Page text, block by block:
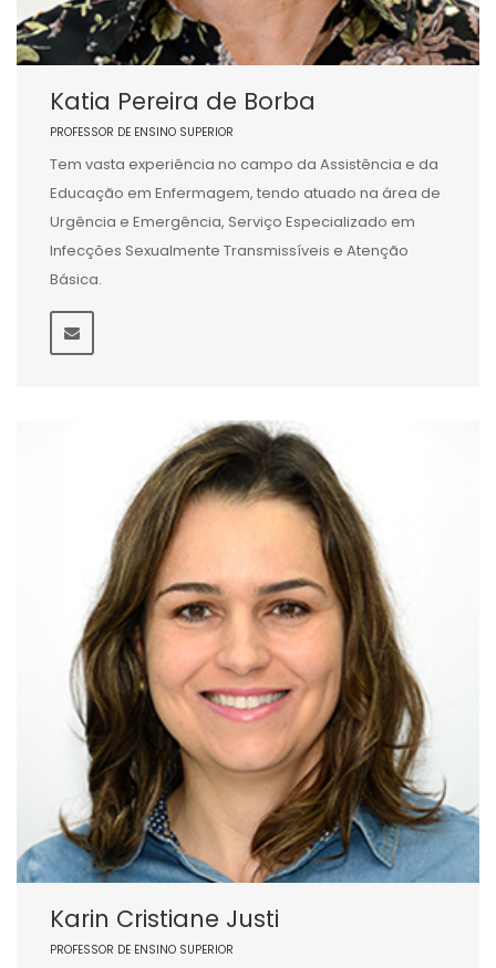
Katia Pereira de Borba
PROFESSOR DE ENSINO SUPERIOR
Tem vasta experiência no campo da Assistência e da
Educação em Enfermagem, tendo atuado na área de
Urgência e Emergência, Serviço Especializado em
Infecções Sexualmente Transmissíveis e Atenção
Básica.
Karin Cristiane Justi
PROFESSOR DE ENSINO SUPERIOR